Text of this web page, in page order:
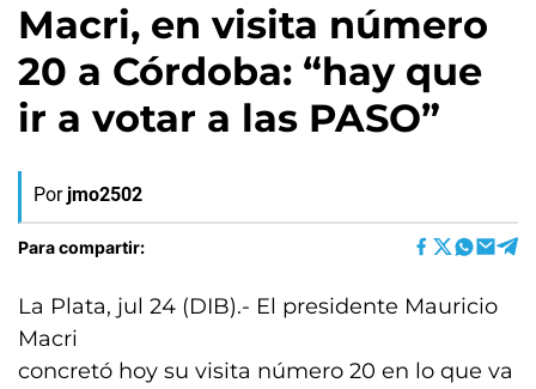
Macri, en visita número
20 a Córdoba: “hay que
ir a votar a las PASO”
Por jmo2502
Para compartir:
La Plata, jul 24 (DIB).- El presidente Mauricio
Macri
concretó hoy su visita número 20 en lo que va